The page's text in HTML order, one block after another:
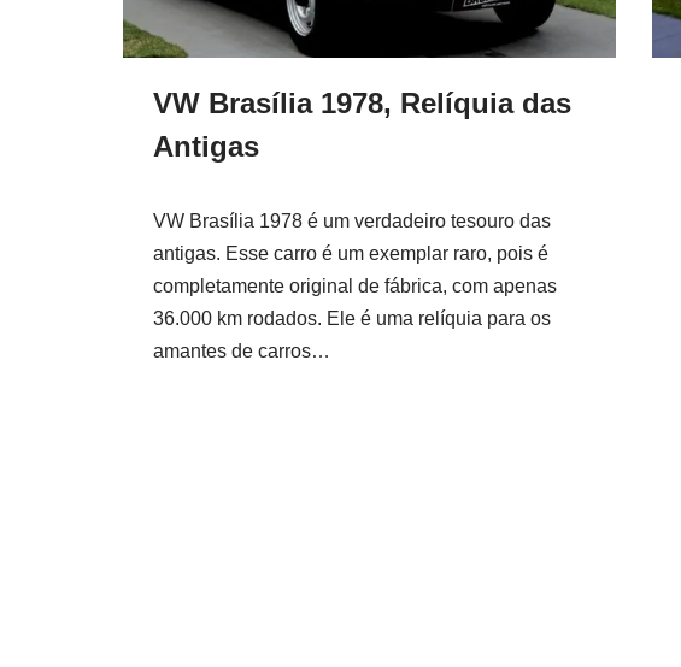
VW Brasília 1978, Relíquia das
Antigas
VW Brasília 1978 é um verdadeiro tesouro das
antigas. Esse carro é um exemplar raro, pois é
completamente original de fábrica, com apenas
36.000 km rodados. Ele é uma relíquia para os
amantes de carros…